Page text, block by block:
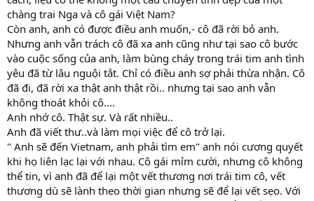
chàng trai Nga và cô gái Việt Nam?
Còn anh, anh có được điều anh muốn,- cô đã rời bỏ anh.
Nhưng anh vẫn trách cô đã xa anh cũng như tại sao cô bước
vào cuộc sống của anh, làm bùng cháy trong trái tim anh tình
yêu đã từ lâu nguội tắt. Chỉ có điều anh sợ phải thừa nhận. Cô
đã đi, đã rời xa thật anh thật rồi.. nhưng tại sao anh vẫn
không thoát khỏi cô....
Anh nhớ cô. Thật sự. Và rất nhiều..
Anh đã viết thư..và làm mọi việc để cô trở lại.
" Anh sẽ đến Vietnam, anh phải tìm em" anh nói cương quyết
khi họ liên lạc lại với nhau. Cô gái mỉm cười, nhưng cô không
thể tin, vì anh đã để lại một vết thương nơi trái tim cô, vết
thương dù sẽ lành theo thời gian nhưng sẽ để lại vết sẹo. Với